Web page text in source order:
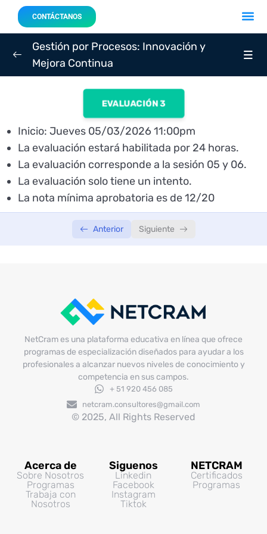
CONTÁCTANOS
SEMANA 03
Sesión 05: Martes 03/03/2026 – 6:00 p.m. 01:55:53
Sesión 06: Jueves 05/03/2026 – 6:00 p.m.
Gestión por Procesos: Innovación y
Mejora Continua
EVALUACIÓN 3
Inicio: Jueves 05/03/2026 11:00pm
La evaluación estará habilitada por 24 horas.
La evaluación corresponde a la sesión 05 y 06.
La evaluación solo tiene un intento.
La nota mínima aprobatoria es de 12/20
Anterior Siguiente
NetCram es una plataforma educativa en línea que ofrece
programas de especialización diseñados para ayudar a los
profesionales a alcanzar nuevos niveles de conocimiento y
competencia en sus campos.
+ 51 920 456 085
netcram.consultores@gmail.com
© 2025, All Rights Reserved
Acerca de
Sobre Nosotros
Programas
Trabaja con
Nosotros
Siguenos
Linkedin
Facebook
Instagram
Tiktok
NETCRAM
Certificados
Programas